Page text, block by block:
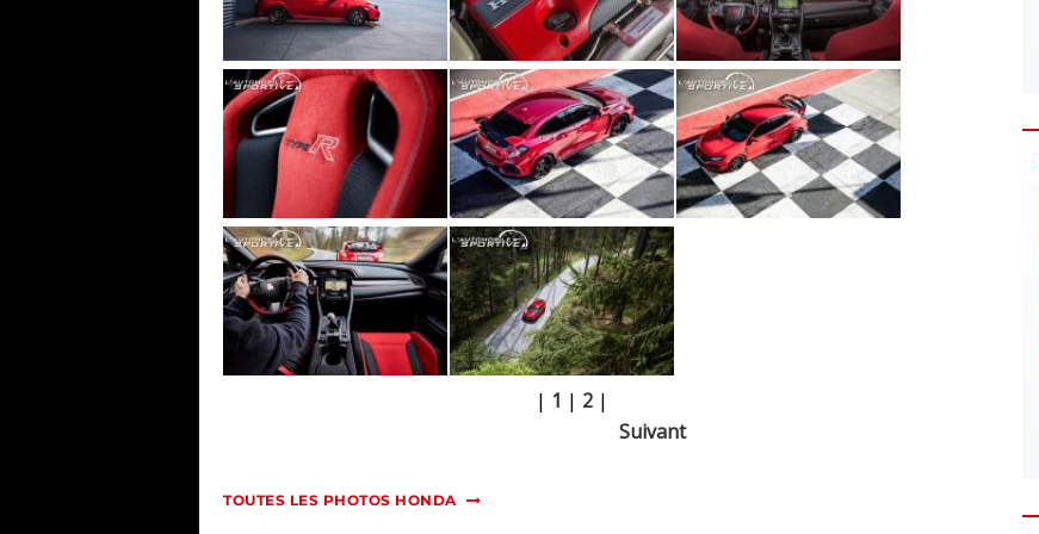
| 1 | 2 |
Suivant
TOUTES LES PHOTOS HONDA